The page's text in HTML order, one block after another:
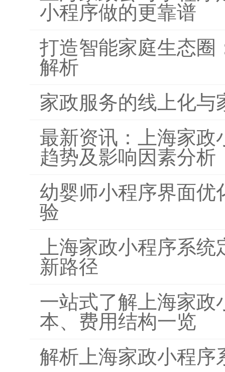
小程序做的更靠谱
打造智能家庭生态圈
解析
家政服务的线上化与
最新资讯：上海家政
趋势及影响因素分析
幼婴师小程序界面优
验
上海家政小程序系
新路径
一站式了解上海家政
本、费用结构一览
解析上海家政小程序